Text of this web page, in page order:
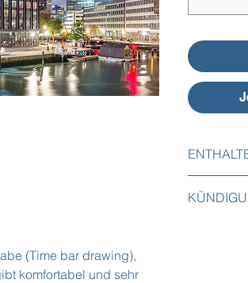
(Time bar drawing),
komfortabel und sehr
enthalten: